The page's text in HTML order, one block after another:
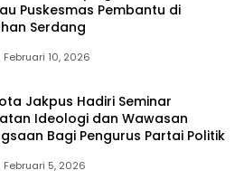
Puskesmas Pembantu di
Serdang
Februari 10, 2026
Jakpus Hadiri Seminar
Ideologi dan Wawasan
Bagi Pengurus Partai Politik
Februari 5, 2026